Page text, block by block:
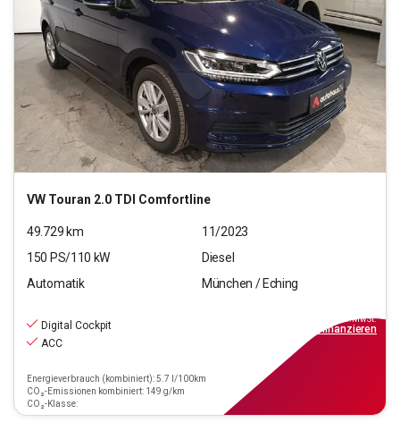
VW Touran 2.0 TDI Comfortline
49.729 km
11/2023
150 PS/110 kW
Diesel
Automatik
München / Eching
Digital Cockpit
ACC
Energieverbrauch (kombiniert): 5.7 l/100km
CO₂-Emissionen kombiniert: 149 g/km
CO₂-Klasse:
inkl.MwSt.
finanzieren